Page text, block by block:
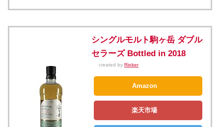
シングルモルト駒ヶ岳 ダブル
セラーズ Bottled in 2018
created by Rinker
Amazon
楽天市場